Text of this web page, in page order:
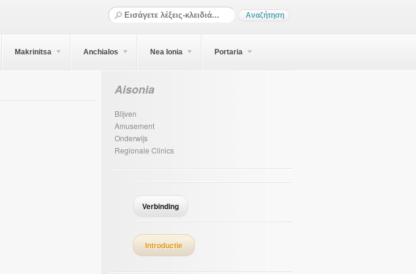
Makrinitsa Anchialos Nea Ionia Portaria
Aisonia
Blijven
Amusement
Onderwijs
Regionale Clinics
Verbinding
Introductie